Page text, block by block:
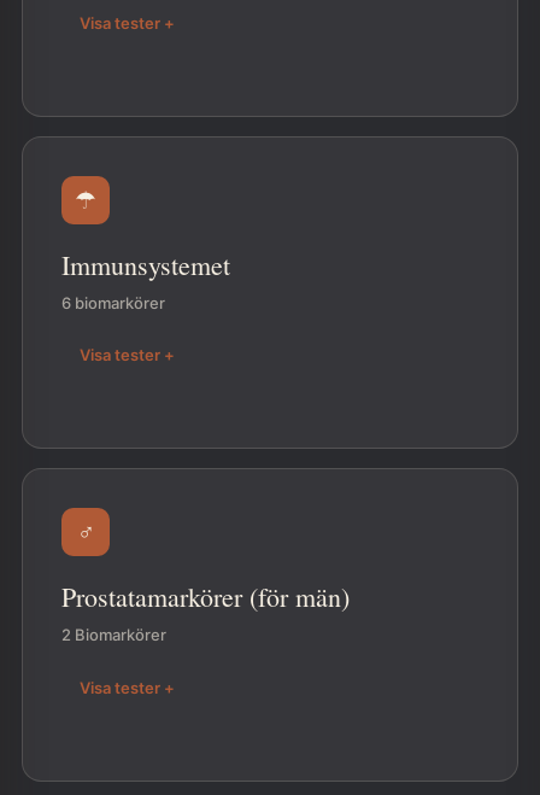
Visa tester +
☂
Immunsystemet
6 biomarkörer
Visa tester +
♂
Prostatamarkörer (för män)
2 Biomarkörer
Visa tester +